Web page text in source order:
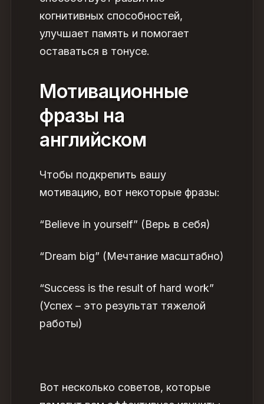
когнитивных способностей,
улучшает память и помогает
оставаться в тонусе.
Мотивационные
фразы на
английском
Чтобы подкрепить вашу
мотивацию, вот некоторые фразы:
“Believe in yourself” (Верь в себя)
“Dream big” (Мечтание масштабно)
“Success is the result of hard work”
(Успех – это результат тяжелой
работы)
Вот несколько советов, которые